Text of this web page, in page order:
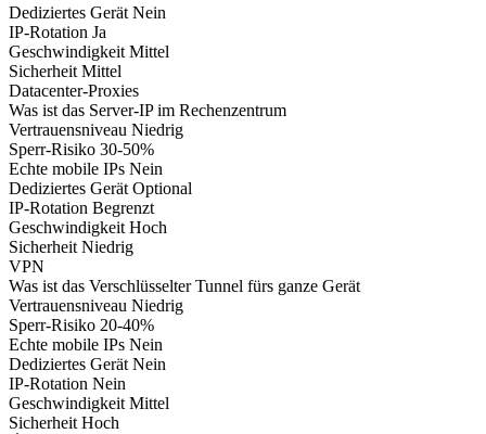
Dediziertes GerätNein
IP-Rotation Ja
GeschwindigkeitMittel
SicherheitMittel
Datacenter-Proxies
Was ist das Server-IP im Rechenzentrum
Vertrauensniveau Niedrig
Sperr-Risiko 30-50%
Echte mobile IPs Nein
Dediziertes GerätOptional
IP-Rotation Begrenzt
GeschwindigkeitHoch
SicherheitNiedrig
VPN
Was ist das Verschlüsselter Tunnel fürs ganze Gerät
Vertrauensniveau Niedrig
Sperr-Risiko 20-40%
Echte mobile IPs Nein
Dediziertes GerätNein
IP-Rotation Nein
GeschwindigkeitMittel
SicherheitHoch